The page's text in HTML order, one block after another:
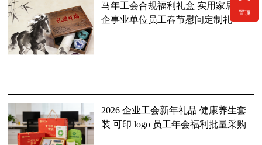
马年工会合规福利礼盒 实用家居组合
企事业单位员工春节慰问定制礼
2026 企业工会新年礼品 健康养生套
装 可印 logo 员工年会福利批量采购
置顶